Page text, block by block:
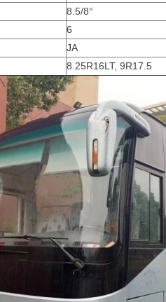
8.5/8°
6
JA
8.25R16LT, 9R17.5